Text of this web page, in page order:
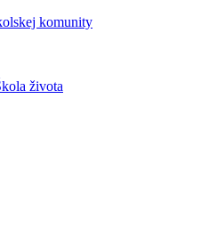
komunity
života